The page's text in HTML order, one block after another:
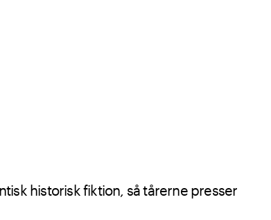
historisk fiktion, så tårerne presser